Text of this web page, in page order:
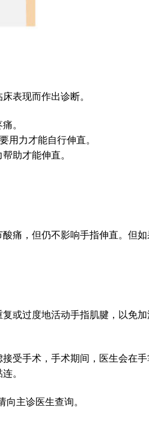
表现而作出诊断。
。
用力才能自行伸直。
助才能伸直。
痛，但仍不影响手指伸直。但
或过度地活动手指肌腱，以免
受手术，手术期间，医生会在
。
主诊医生查询。